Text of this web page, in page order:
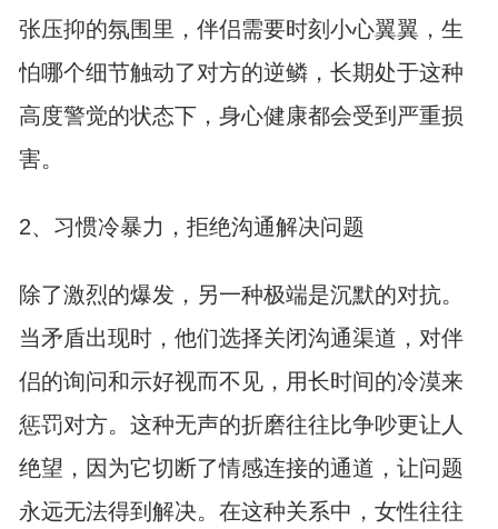
张压抑的氛围里，伴侣需要时刻小心翼翼，生
怕哪个细节触动了对方的逆鳞，长期处于这种
高度警觉的状态下，身心健康都会受到严重损
害。
2、习惯冷暴力，拒绝沟通解决问题
除了激烈的爆发，另一种极端是沉默的对抗。
当矛盾出现时，他们选择关闭沟通渠道，对伴
侣的询问和示好视而不见，用长时间的冷漠来
惩罚对方。这种无声的折磨往往比争吵更让人
绝望，因为它切断了情感连接的通道，让问题
永远无法得到解决。在这种关系中，女性往往